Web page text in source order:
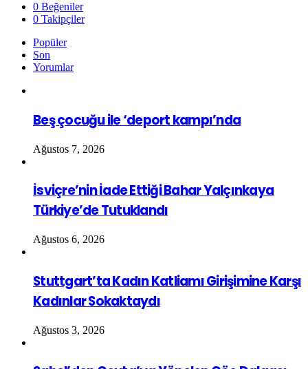
0 Beğeniler
0 Takipçiler
Popüler
Son
Yorumlar
Beş çocuğu ile ‘deport kampı’nda
Ağustos 7, 2026
İsviçre’nin İade Ettiği Bahar Yalçınkaya
Türkiye’de Tutuklandı
Ağustos 6, 2026
Stuttgart’ta Kadın Katliamı Girişimine Karşı
Kadınlar Sokaktaydı
Ağustos 3, 2026